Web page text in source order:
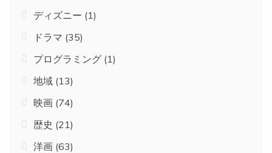
ディズニー (1)
ドラマ (35)
プログラミング (1)
地域 (13)
映画 (74)
歴史 (21)
洋画 (63)